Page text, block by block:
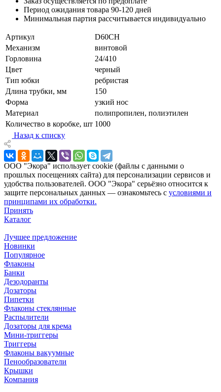
Период ожидания товара 90-120 дней
Минимальная партия рассчитывается индивидуально
Артикул
D60CH
Механизм
винтовой
Горловина
24/410
Цвет
черный
Тип юбки
ребристая
Длина трубки, мм
150
Форма
узкий нос
Материал
полипропилен, полиэтилен
Количество в коробке, шт 1000
Назад к списку
ООО "Экора" использует cookie (файлы с данными о
прошлых посещениях сайта) для персонализации сервисов и
удобства пользователей. ООО "Экора" серьёзно относится к
защите персональных данных — ознакомьтесь с условиями и
принципами их обработки.
Принять
Каталог
Лучшее предложение
Новинки
Популярное
Флаконы
Банки
Дезодоранты
Дозаторы
Пипетки
Флаконы стеклянные
Распылители
Дозаторы для крема
Мини-триггеры
Триггеры
Флаконы вакуумные
Пенообразователи
Крышки
Компания